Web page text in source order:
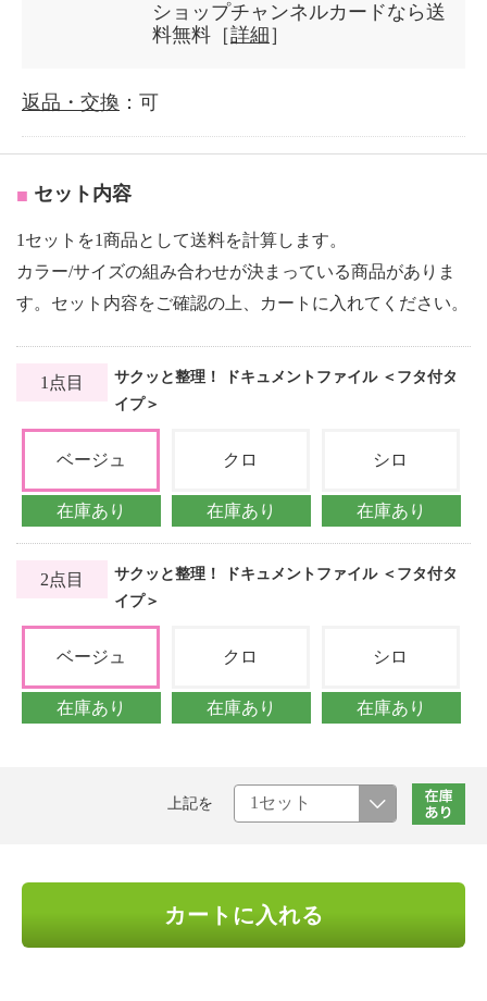
ショップチャンネルカードなら送
料無料［詳細 ］
返品・交換 ：可
セット内容
1セットを1商品として送料を計算します。
カラー/サイズの組み合わせが決まっている商品がありま
す。セット内容をご確認の上、カートに入れてください。
1点目
サクッと整理！ ドキュメントファイル ＜フタ付タ
イプ＞
ベージュ
在庫あり
クロ
在庫あり
シロ
在庫あり
2点目
サクッと整理！ ドキュメントファイル ＜フタ付タ
イプ＞
ベージュ
在庫あり
クロ
在庫あり
シロ
在庫あり
上記を
カートに入れる